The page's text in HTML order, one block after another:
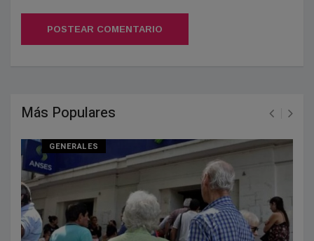
POSTEAR COMENTARIO
Más Populares
GENERALES